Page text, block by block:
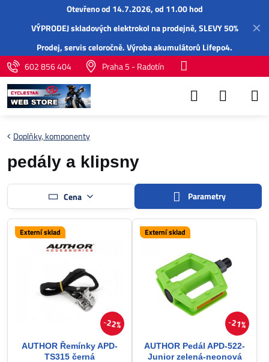
✕
Otevřeno od 14.7.2026, od 11.00 hod
VÝPRODEJ skladových elektrokol na prodejně, SLEVY 50%
Prodej,servisceloročně.Výroba akumulátorů Lifepo4.
602 856 404
Praha 5 - Radotín
Doplňky, komponenty
pedály a klipsny
Cena Parametry
22%
Externí sklad
AUTHOR Řemínky APD-
TS315 černá
21%
Externí sklad
AUTHOR Pedál APD-522-
Junior zelená-neonová